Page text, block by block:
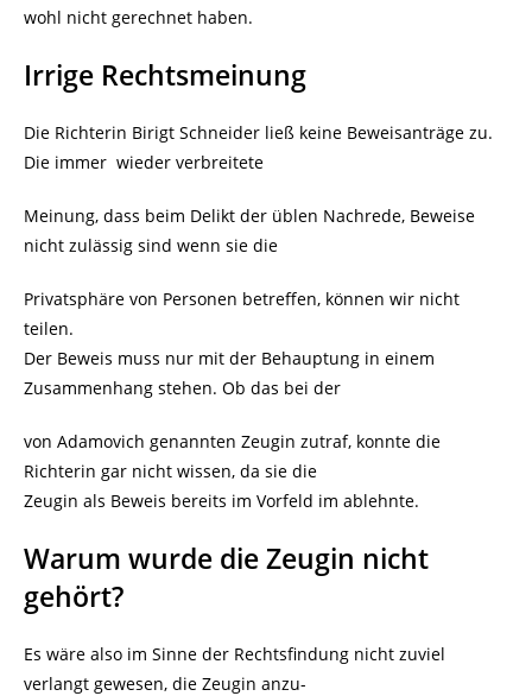
wohl nicht gerechnet haben.
Irrige Rechtsmeinung
Die Richterin Birigt Schneider ließ keine Beweisanträge zu.
Die immer wieder verbreitete
Meinung, dass beim Delikt der üblen Nachrede, Beweise
nicht zulässig sind wenn sie die
Privatsphäre von Personen betreffen, können wir nicht
teilen.
Der Beweis muss nur mit der Behauptung in einem
Zusammenhang stehen. Ob das bei der
von Adamovich genannten Zeugin zutraf, konnte die
Richterin gar nicht wissen, da sie die
Zeugin als Beweis bereits im Vorfeld im ablehnte.
Warum wurde die Zeugin nicht
gehört?
Es wäre also im Sinne der Rechtsfindung nicht zuviel
verlangt gewesen, die Zeugin anzu-